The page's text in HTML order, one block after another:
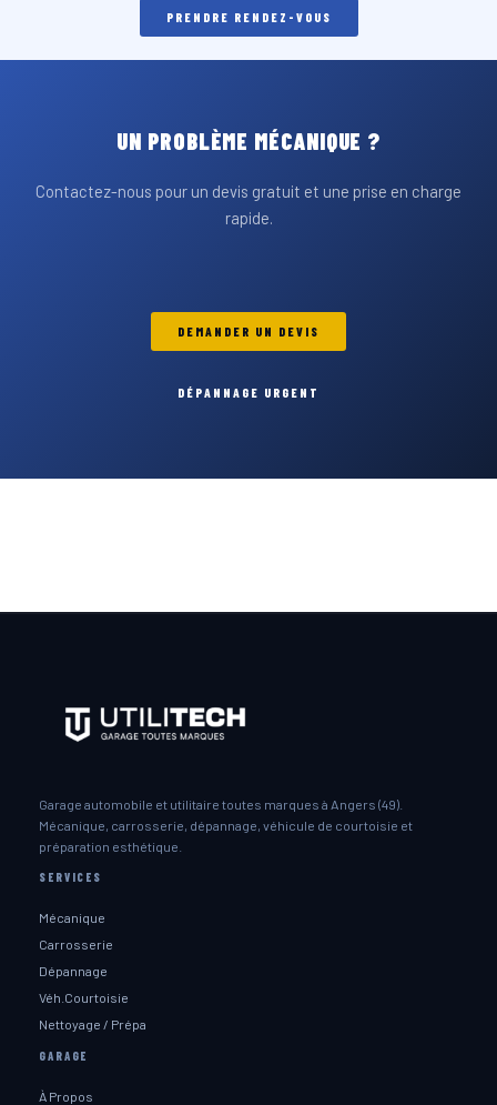
PRENDRE RENDEZ-VOUS
UN PROBLÈME MÉCANIQUE ?
Contactez-nous pour un devis gratuit et une prise en charge
rapide.
DEMANDER UN DEVIS
DÉPANNAGE URGENT
Garage automobile et utilitaire toutes marques à Angers (49).
Mécanique, carrosserie, dépannage, véhicule de courtoisie et
préparation esthétique.
SERVICES
Mécanique
Carrosserie
Dépannage
Véh.Courtoisie
Nettoyage / Prépa
GARAGE
À Propos